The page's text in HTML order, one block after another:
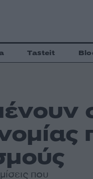
Tasteit
που